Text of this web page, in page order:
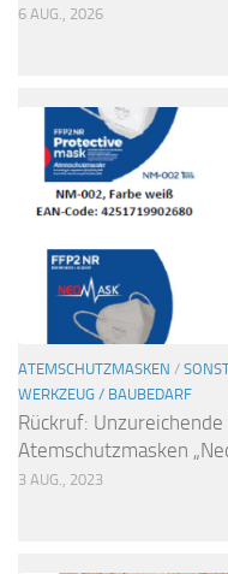
6 AUG., 2026
ATEMSCHUTZMASKEN /
WERKZEUG / BAUBEDARF
Rückruf:
Atemschutzmasken
3 AUG., 2023